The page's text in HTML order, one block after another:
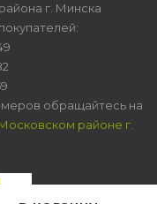
г. Минска
обращайтесь на
районе г.